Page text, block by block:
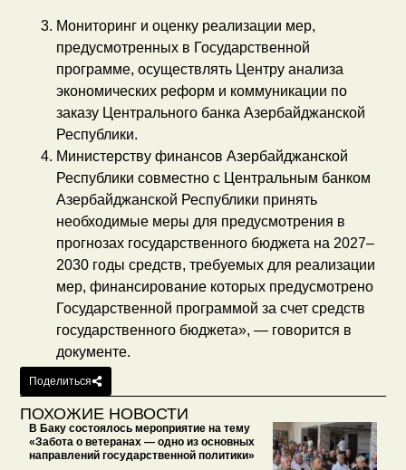
Мониторинг и оценку реализации мер,
предусмотренных в Государственной
программе, осуществлять Центру анализа
экономических реформ и коммуникации по
заказу Центрального банка Азербайджанской
Республики.
Министерству финансов Азербайджанской
Республики совместно с Центральным банком
Азербайджанской Республики принять
необходимые меры для предусмотрения в
прогнозах государственного бюджета на 2027–
2030 годы средств, требуемых для реализации
мер, финансирование которых предусмотрено
Государственной программой за счет средств
государственного бюджета», — говорится в
документе.
Поделиться
ПОХОЖИЕ НОВОСТИ
В Баку состоялось мероприятие на тему
«Забота о ветеранах — одно из основных
направлений государственной политики»